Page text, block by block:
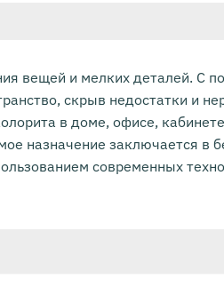
вещей и мелких деталей. С
скрыв недостатки и
в доме, офисе,
назначение заключается в
современных